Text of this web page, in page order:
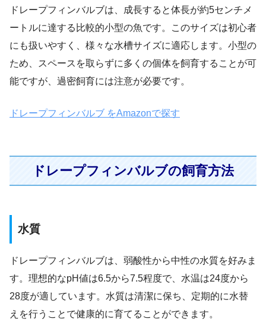
ドレープフィンバルブは、成長すると体長が約5センチメ
ートルに達する比較的小型の魚です。このサイズは初心者
にも扱いやすく、様々な水槽サイズに適応します。小型の
ため、スペースを取らずに多くの個体を飼育することが可
能ですが、過密飼育には注意が必要です。
ドレープフィンバルブ をAmazonで探す
ドレープフィンバルブの飼育方法
水質
ドレープフィンバルブは、弱酸性から中性の水質を好みま
す。理想的なpH値は6.5から7.5程度で、水温は24度から
28度が適しています。水質は清潔に保ち、定期的に水替
えを行うことで健康的に育てることができます。